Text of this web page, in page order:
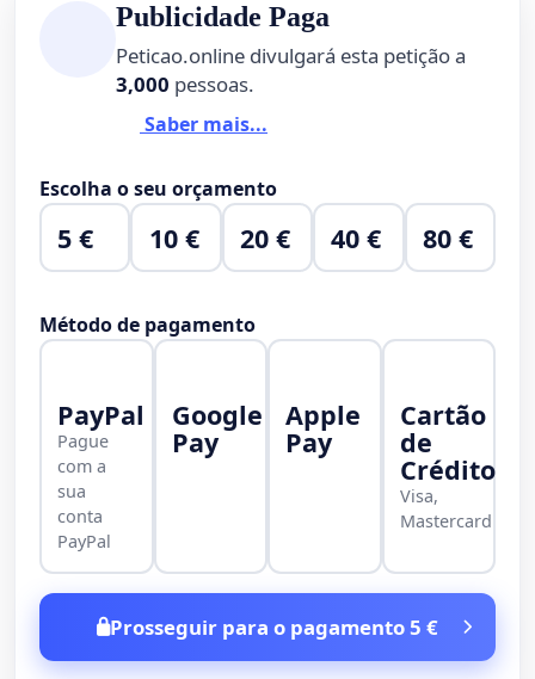
Publicidade Paga
Peticao.online divulgará esta petição a
3,000 pessoas.
Saber mais...
Escolha o seu orçamento
5 € 10 € 20 € 40 € 80 €
Método de pagamento
PayPal
Pague
com a
sua
conta
PayPal
Google
Pay
Apple
Pay
Cartão
de
Crédito
Visa,
Mastercard
Prosseguir para o pagamento 5 €